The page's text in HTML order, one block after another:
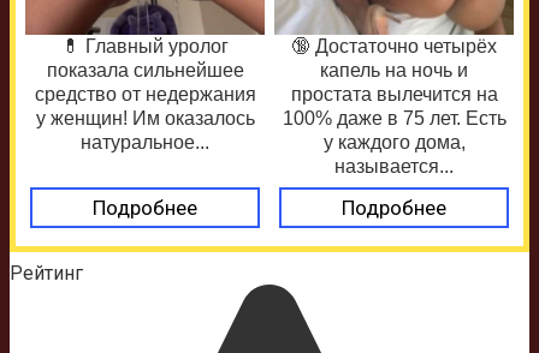
💊 Главный уролог
показала сильнейшее
средство от недержания
у женщин! Им оказалось
натуральное...
Подробнее
🔞 Достаточно четырёх
капель на ночь и
простата вылечится на
100% даже в 75 лет. Есть
у каждого дома,
называется...
Подробнее
Рейтинг